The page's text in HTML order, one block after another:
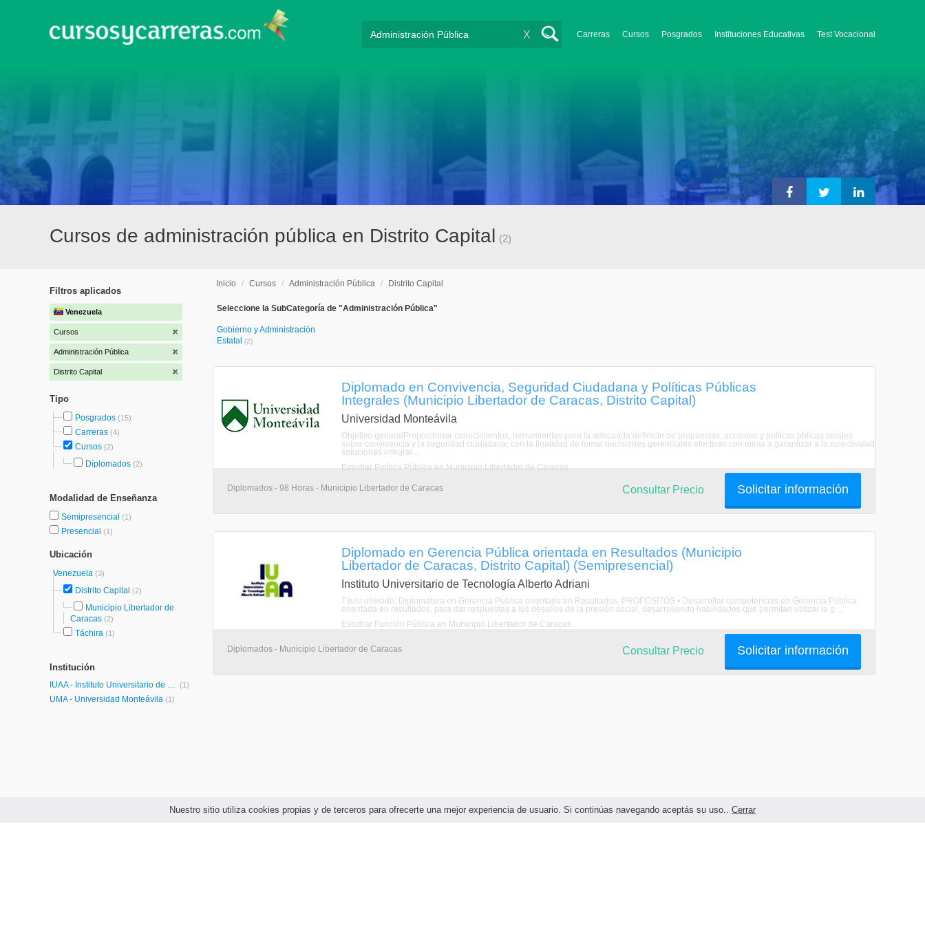
Nuestro sitio utiliza cookies propias y de terceros para ofrecerte una mejor experiencia de usuario. Si continúas navegando aceptás su uso.. Cerrar
Carreras Cursos Posgrados Instituciones Educativas Test Vocacional
X
Cursos de administración pública en Distrito Capital (2)
Filtros aplicados
Venezuela
Cursos
Administración Pública
Distrito Capital
Tipo
Posgrados (15)
Carreras (4)
Cursos (2)
Diplomados (2)
Modalidad de Enseñanza
Semipresencial (1)
Presencial (1)
Ubicación
Venezuela (3)
Distrito Capital (2)
Municipio Libertador de
Caracas (2)
Táchira (1)
Institución
IUAA - Instituto Universitario de Tecnología Alberto Adriani (1)
UMA - Universidad Monteávila (1)
Inicio / Cursos / Administración Pública / Distrito Capital
Seleccione la SubCategoría de "Administración Pública"
Gobierno y Administración
Estatal (2)
Diplomado en Convivencia, Seguridad Ciudadana y Políticas Públicas
Integrales (Municipio Libertador de Caracas, Distrito Capital)
Universidad Monteávila
Objetivo generalProporcionar conocimientos, herramientas para la adecuada definicin de propuestas, acciones y polticas pblicas locales
sobre convivencia y la seguridad ciudadana; con la finalidad de tomar decisiones gerenciales efectivas con miras a garantizar a la colectividad
soluciones integral ...
Estudiar Política Pública en Municipio Libertador de Caracas
Diplomados - 98 Horas - Municipio Libertador de Caracas Solicitar información
Consultar Precio
Diplomado en Gerencia Pública orientada en Resultados (Municipio
Libertador de Caracas, Distrito Capital) (Semipresencial)
Instituto Universitario de Tecnología Alberto Adriani
Título ofrecido: Diplomatura en Gerencia Pública orientada en Resultados. PROPÓSITOS • Desarrollar competencias en Gerencia Pública
orientada en resultados, para dar respuestas a los desafíos de la presión social, desarrollando habilidades que permitan utilizar la g ...
Estudiar Función Pública en Municipio Libertador de Caracas
Diplomados - Municipio Libertador de Caracas Solicitar información
Consultar Precio